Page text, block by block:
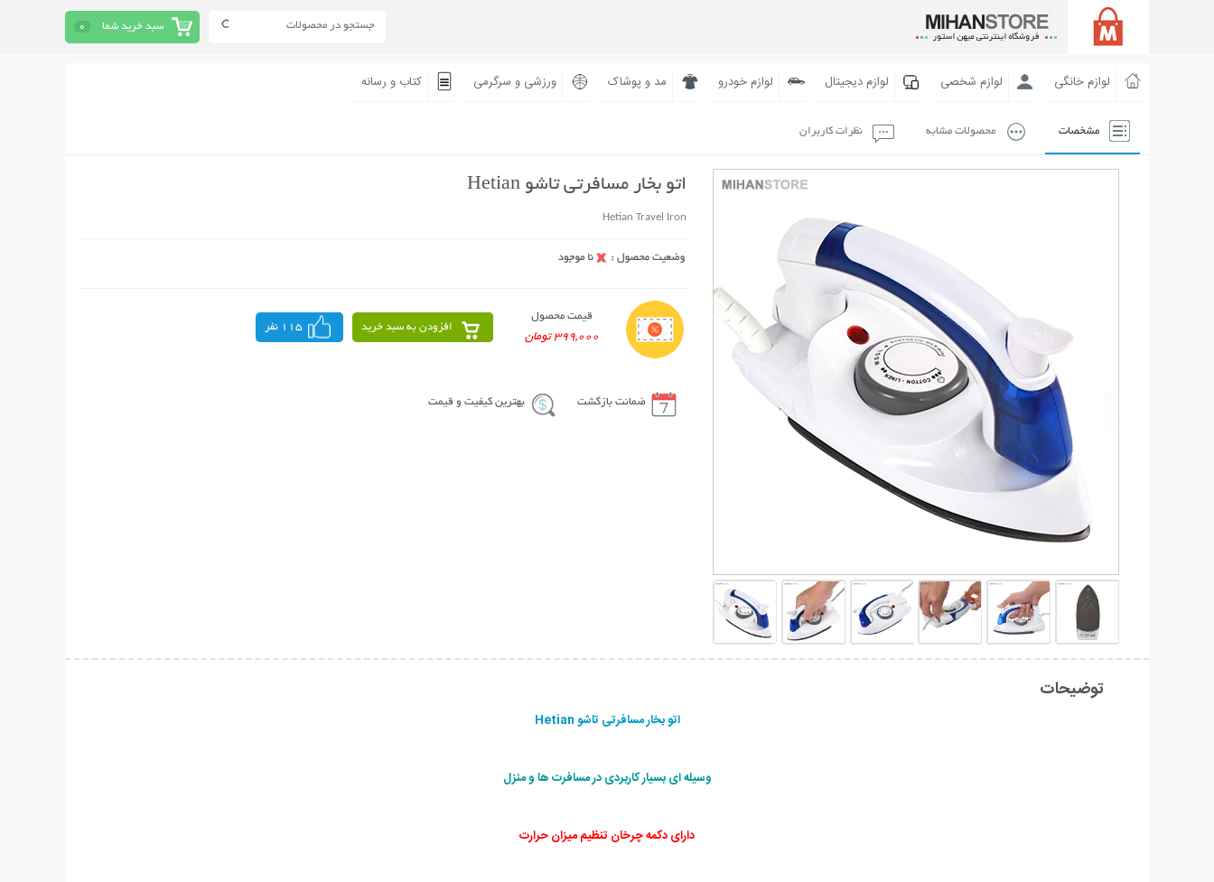
سبد خرید شما 0
لوازم خانگی لوازم شخصی لوازم دیجیتال لوازم خودرو مد و پوشاک ورزشی و سرگرمی کتاب و رسانه
مشخصات محصولات مشابه نظرات کاربران
اتو بخار مسافرتی تاشو Hetian
Hetian Travel Iron
قیمت محصول
399,000 تومان
افزودن به سبد خرید 115 نفر
ضمانت بازگشت بهترین کیفیت و قیمت
توضیحات
اتو بخار مسافرتی تاشو Hetian
وسیله ای بسیار کاربردی در مسافرت ها و منزل
دارای دکمه چرخان تنظیم میزان حرارت